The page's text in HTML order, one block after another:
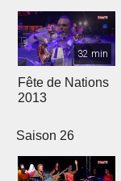
32 min
Fête de Nations
2013
Saison 26